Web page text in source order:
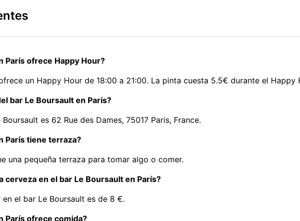
París ofrece Happy Hour?
un Happy Hour de 18:00 a 21:00. La pinta cuesta 5.5€ durante el Happy
bar Le Boursault en París?
es 62 Rue des Dames, 75017 Paris, France.
París tiene terraza?
una pequeña terraza para tomar algo o comer.
cerveza en el bar Le Boursault en París?
el bar Le Boursault es de 8 €.
París ofrece comida?